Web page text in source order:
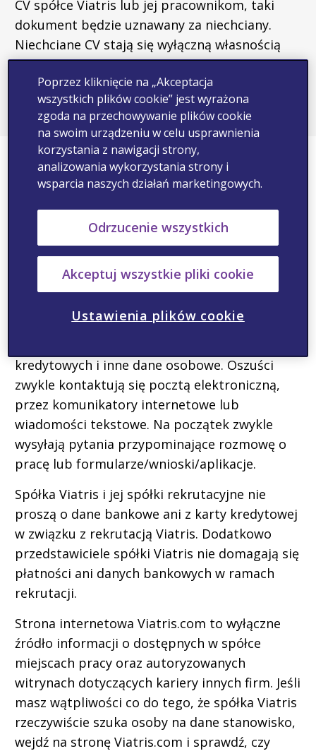
CV spółce Viatris lub jej pracownikom, taki
dokument będzie uznawany za niechciany.
Niechciane CV stają się wyłączną własnością
spółki Viatris i nie przysługują za nie żadne
opłaty ani prowizje.
Ostrzeżenie dotyczące
oszustów podszywających się
pod rekruterów
Niniejszym zawiadamiamy, że wiemy o
oszustach (organizacjach i osobach fizycznych)
działających na rzecz spółki Viatris
kredytowych i inne dane osobowe. Oszuści
zwykle kontaktują się pocztą elektroniczną,
przez komunikatory internetowe lub
wiadomości tekstowe. Na początek zwykle
wysyłają pytania przypominające rozmowę o
pracę lub formularze/wnioski/aplikacje.
Spółka Viatris i jej spółki rekrutacyjne nie
proszą o dane bankowe ani z karty kredytowej
w związku z rekrutacją Viatris. Dodatkowo
przedstawiciele spółki Viatris nie domagają się
płatności ani danych bankowych w ramach
rekrutacji.
Strona internetowa Viatris.com to wyłączne
źródło informacji o dostępnych w spółce
miejscach pracy oraz autoryzowanych
witrynach dotyczących kariery innych firm. Jeśli
masz wątpliwości co do tego, że spółka Viatris
rzeczywiście szuka osoby na dane stanowisko,
wejdź na stronę Viatris.com i sprawdź, czy
Poprzez kliknięcie na „Akceptacja
wszystkich plików cookie” jest wyrażona
zgoda na przechowywanie plików cookie
na swoim urządzeniu w celu usprawnienia
korzystania z nawigacji strony,
analizowania wykorzystania strony i
wsparcia naszych działań marketingowych.
Odrzucenie wszystkich
Akceptuj wszystkie pliki cookie
Ustawienia plików cookie